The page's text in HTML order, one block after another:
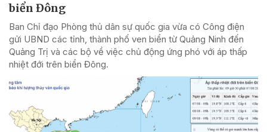
biển Đông
Ban Chỉ đạo Phòng thủ dân sự quốc gia vừa có Công điện
gửi UBND các tỉnh, thành phố ven biển từ Quảng Ninh đến
Quảng Trị và các bộ về việc chủ động ứng phó với áp thấp
nhiệt đới trên biển Đông.